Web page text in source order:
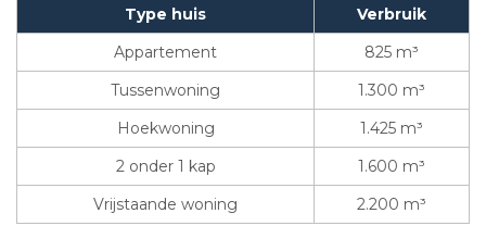
Type huis
Verbruik
Appartement
825 m³
Tussenwoning
1.300 m³
Hoekwoning
1.425 m³
2 onder 1 kap
1.600 m³
Vrijstaande woning
2.200 m³